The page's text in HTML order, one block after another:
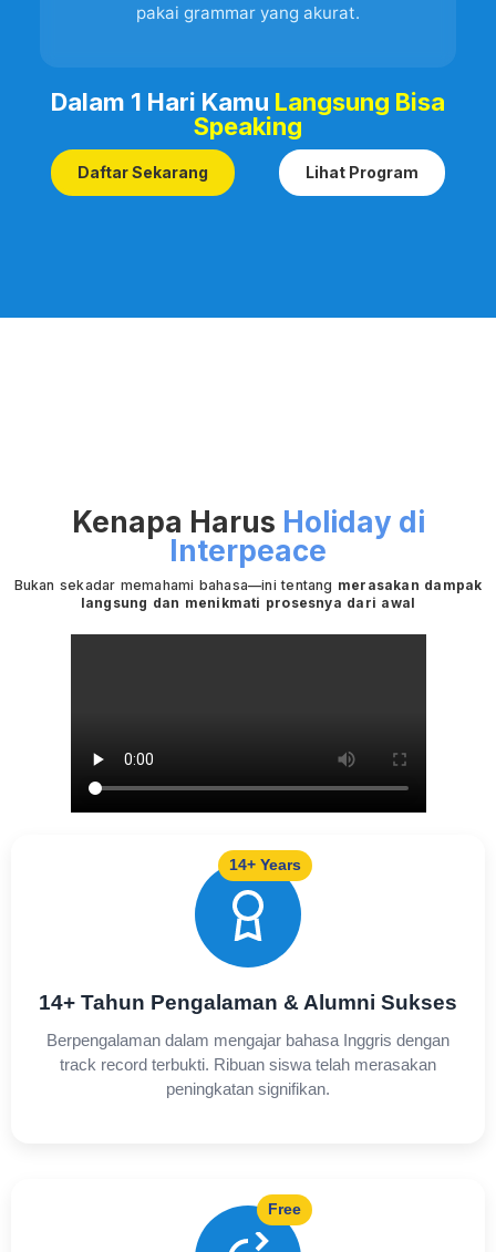
pakai grammar yang akurat.
Dalam 1 Hari Kamu Langsung Bisa
Speaking
Daftar Sekarang Lihat Program
Kenapa Harus Holiday di
Interpeace
Bukan sekadar memahami bahasa—ini tentang merasakan dampak
langsung dan menikmati prosesnya dari awal
14+ Years
14+ Tahun Pengalaman & Alumni Sukses
Berpengalaman dalam mengajar bahasa Inggris dengan
track record terbukti. Ribuan siswa telah merasakan
peningkatan signifikan.
Free